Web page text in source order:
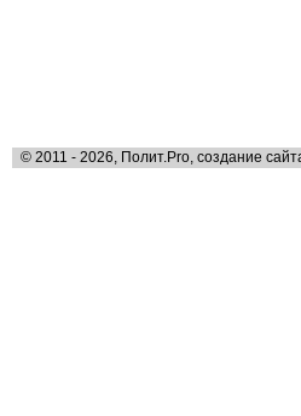
© 2011 - 2026, Полит.Pro, создание